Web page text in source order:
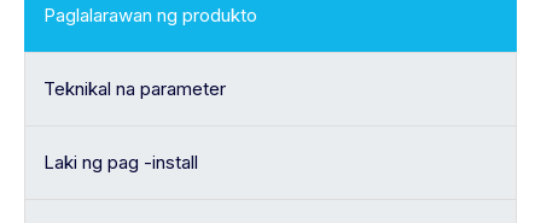
Paglalarawan ng produkto
Teknikal na parameter
Laki ng pag -install